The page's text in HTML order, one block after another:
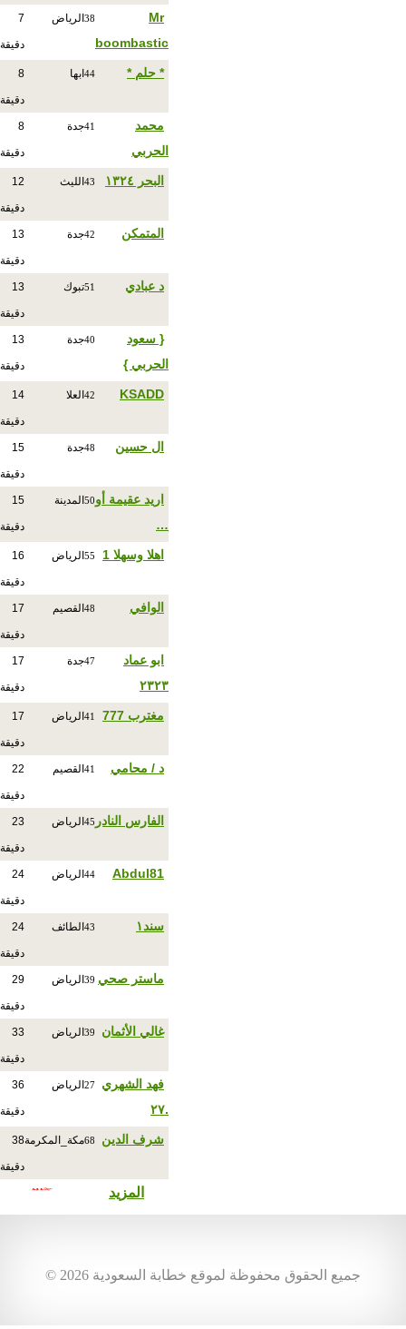
Mr
boombastic
38 الرياض 7
دقيقة
* حلم * 44 ابها 8
دقيقة
محمد
الحربي
41جدة 8
دقيقة
البحر ١٣٢٤ 43 الليث 12
دقيقة
المتمكن 42جدة 13
دقيقة
د عبادي 51تبوك 13
دقيقة
{ سعود
الحربي }
40جدة 13
دقيقة
KSADD
42 العلا 14
دقيقة
ال حسين 48جدة 15
دقيقة
اريد عقيمة أو
…
50 المدينة 15
دقيقة
اهلا وسهلا 1 55 الرياض 16
دقيقة
الوافي 48 القصيم 17
دقيقة
ابو عماد
٢٣٢٣
47جدة 17
دقيقة
مغترب 777 41 الرياض 17
دقيقة
د / محامي 41 القصيم 22
دقيقة
الفارس النادر 45 الرياض 23
دقيقة
Abdul81
44 الرياض 24
دقيقة
سند١ 43 الطائف 24
دقيقة
ماستر صحي 39 الرياض 29
دقيقة
غالي الأثمان 39 الرياض 33
دقيقة
فهد الشهري
.٢٧
27 الرياض 36
دقيقة
شرف الدين 68مكة_المكرمة38
دقيقة
المزيد
© جميع الحقوق محفوظة لموقع خطابة السعودية 2026